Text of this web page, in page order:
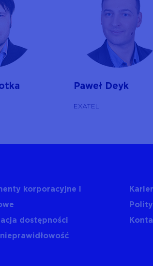
Paweł Deyk
EXATEL
korporacyjne i
dostępności
nieprawidłowość